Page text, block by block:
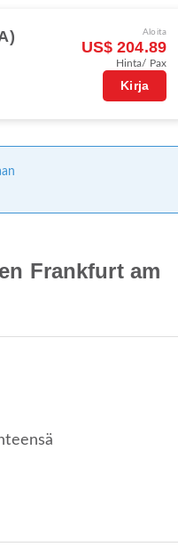
Aloita
US$ 204.89
Hinta/ Pax
Kirja
Frankfurt am